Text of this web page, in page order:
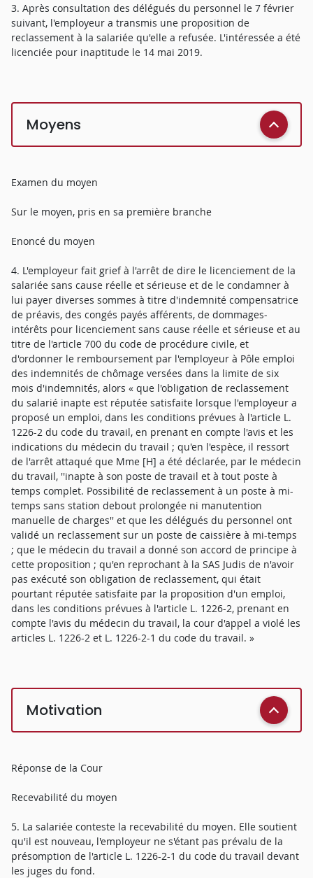
3. Après consultation des délégués du personnel le 7 février
suivant, l'employeur a transmis une proposition de
reclassement à la salariée qu'elle a refusée. L'intéressée a été
licenciée pour inaptitude le 14 mai 2019.
Moyens
Examen du moyen
Sur le moyen, pris en sa première branche
Enoncé du moyen
4. L'employeur fait grief à l'arrêt de dire le licenciement de la
salariée sans cause réelle et sérieuse et de le condamner à
lui payer diverses sommes à titre d'indemnité compensatrice
de préavis, des congés payés afférents, de dommages-
intérêts pour licenciement sans cause réelle et sérieuse et au
titre de l'article 700 du code de procédure civile, et
d'ordonner le remboursement par l'employeur à Pôle emploi
des indemnités de chômage versées dans la limite de six
mois d'indemnités, alors « que l'obligation de reclassement
du salarié inapte est réputée satisfaite lorsque l'employeur a
proposé un emploi, dans les conditions prévues à l'article L.
1226-2 du code du travail, en prenant en compte l'avis et les
indications du médecin du travail ; qu'en l'espèce, il ressort
de l'arrêt attaqué que Mme [H] a été déclarée, par le médecin
du travail, ''inapte à son poste de travail et à tout poste à
temps complet. Possibilité de reclassement à un poste à mi-
temps sans station debout prolongée ni manutention
manuelle de charges'' et que les délégués du personnel ont
validé un reclassement sur un poste de caissière à mi-temps
; que le médecin du travail a donné son accord de principe à
cette proposition ; qu'en reprochant à la SAS Judis de n'avoir
pas exécuté son obligation de reclassement, qui était
pourtant réputée satisfaite par la proposition d'un emploi,
dans les conditions prévues à l'article L. 1226-2, prenant en
compte l'avis du médecin du travail, la cour d'appel a violé les
articles L. 1226-2 et L. 1226-2-1 du code du travail. »
Motivation
Réponse de la Cour
Recevabilité du moyen
5. La salariée conteste la recevabilité du moyen. Elle soutient
qu'il est nouveau, l'employeur ne s'étant pas prévalu de la
présomption de l'article L. 1226-2-1 du code du travail devant
les juges du fond.